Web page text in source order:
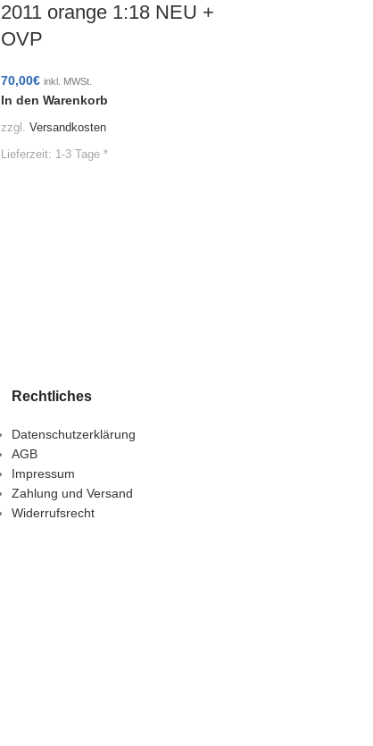
2011 orange 1:18 NEU +
OVP
70,00€ inkl. MWSt.
In den Warenkorb
zzgl. Versandkosten
Lieferzeit: 1-3 Tage *
Rechtliches
Datenschutzerklärung
AGB
Impressum
Zahlung und Versand
Widerrufsrecht